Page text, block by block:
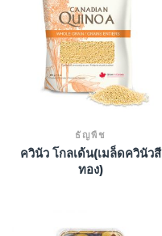
ธัญพืช
ควินัว โกลเด้น(เมล็ดควินัวสี
ทอง)